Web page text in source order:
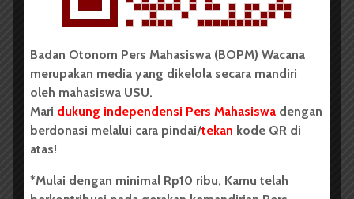
HMM Kembali Adakan
Badan Otonom Pers Mahasiswa (BOPM) Wacana
merupakan media yang dikelola secara mandiri
oleh mahasiswa USU.
Mari dukung independensi Pers Mahasiswa dengan
berdonasi melalui cara pindai/tekan kode QR di
atas!
*Mulai dengan minimal Rp10 ribu, Kamu telah